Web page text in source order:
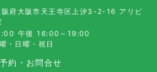
府大阪市天王寺区上汐3-2-16 アリビ
午後 16:00～19:00
・日曜・祝日
約・お問合せ